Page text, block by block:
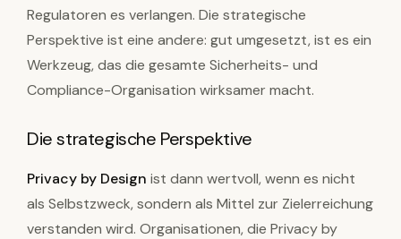
Regulatoren es verlangen. Die strategische
Perspektive ist eine andere: gut umgesetzt, ist es ein
Werkzeug, das die gesamte Sicherheits- und
Compliance-Organisation wirksamer macht.
Die strategische Perspektive
Privacy by Design ist dann wertvoll, wenn es nicht
als Selbstzweck, sondern als Mittel zur Zielerreichung
verstanden wird. Organisationen, die Privacy by